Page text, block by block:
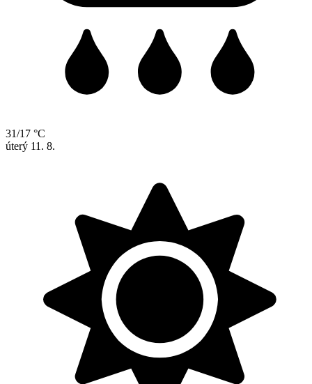
31/17 °C
úterý 11. 8.